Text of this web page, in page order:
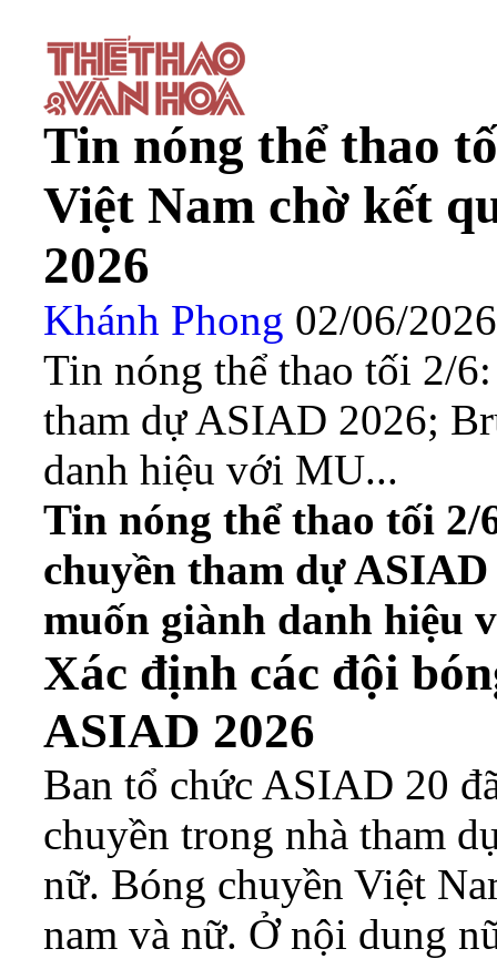
Tin nóng thể thao
Việt Nam chờ kết
2026
Khánh Phong 02/06/
Tin nóng thể thao tối 2/
tham dự ASIAD 2026;
danh hiệu với MU...
Tin nóng thể thao tối 2/
chuyền tham dự
muốn giành danh hiệu
Xác định các đội
ASIAD 2026
Ban tổ chức ASIAD 20
chuyền trong nhà tham
nữ. Bóng chuyền Việt
nam và nữ. Ở nội dung